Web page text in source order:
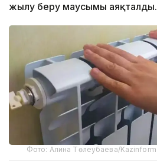
жылу беру маусымы аяқталды.
Фото: Алина Төлеубаева/Kazinform